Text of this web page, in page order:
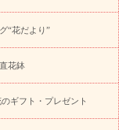
お祝い商品一覧
祝い
ー
花
四十九日法要以
“花だより”
花鉢
ギフト・プレゼント